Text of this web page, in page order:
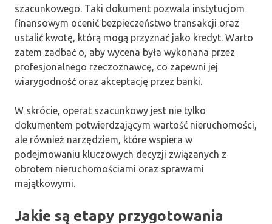
szacunkowego. Taki dokument pozwala instytucjom
finansowym ocenić bezpieczeństwo transakcji oraz
ustalić kwotę, którą mogą przyznać jako kredyt. Warto
zatem zadbać o, aby wycena była wykonana przez
profesjonalnego rzeczoznawcę, co zapewni jej
wiarygodność oraz akceptację przez banki.
W skrócie, operat szacunkowy jest nie tylko
dokumentem potwierdzającym wartość nieruchomości,
ale również narzędziem, które wspiera w
podejmowaniu kluczowych decyzji związanych z
obrotem nieruchomościami oraz sprawami
majątkowymi.
Jakie są etapy przygotowania